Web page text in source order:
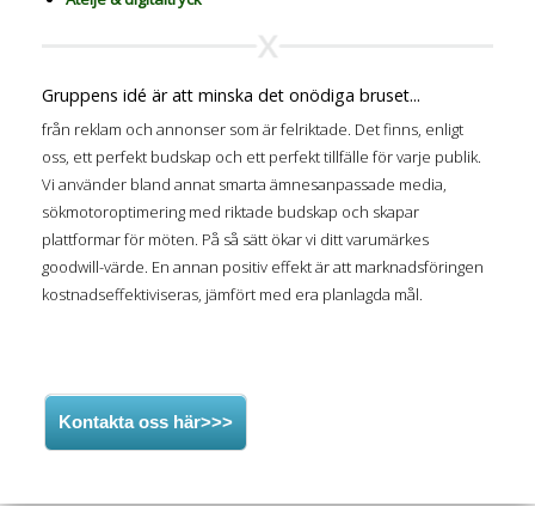
Gruppens idé är att minska det onödiga bruset...
från reklam och annonser som är felriktade. Det finns, enligt
oss, ett perfekt budskap och ett perfekt tillfälle för varje publik.
Vi använder bland annat smarta ämnesanpassade media,
sökmotoroptimering med riktade budskap och skapar
plattformar för möten. På så sätt ökar vi ditt varumärkes
goodwill-värde. En annan positiv effekt är att marknadsföringen
kostnadseffektiviseras, jämfört med era planlagda mål.
Kontakta oss här>>>